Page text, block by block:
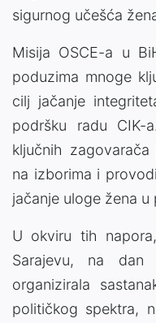
sigurnog učešća
Misija OSCE-a u
poduzima mnoge
cilj jačanje
podršku radu CIK-
ključnih
na izborima i
jačanje uloge žena
U okviru tih
Sarajevu, na dan
organizirala
političkog spektra,